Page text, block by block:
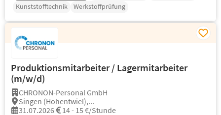
Kunststofftechnik
Werkstoffprüfung
Produktionsmitarbeiter / Lagermitarbeiter
(m/w/d)
CHRONON-Personal GmbH
Singen (Hohentwiel),...
31.07.2026
14 - 15 €/Stunde